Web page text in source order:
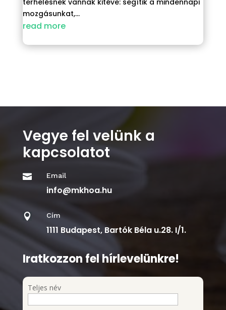
terhelésnek vannak kitéve: segítik a mindennapi
mozgásunkat,...
read more
Vegye fel velünk a
kapcsolatot
 Email
info@mkhoa.hu
 Cím
1111 Budapest, Bartók Béla u.28. I/1.
Iratkozzon fel hírlevelünkre!
Teljes név